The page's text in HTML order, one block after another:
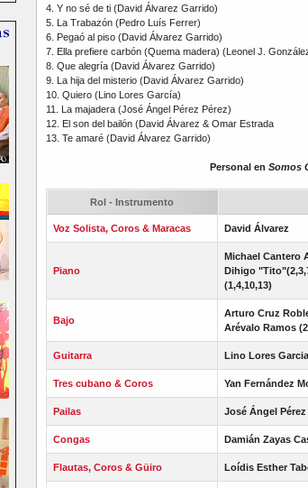
4. Y no sé de ti (David Álvarez Garrido)
5. La Trabazón (Pedro Luís Ferrer)
6. Pegaó al piso (David Álvarez Garrido)
7. Ella prefiere carbón (Quema madera) (Leonel J.
8. Que alegría (David Álvarez Garrido)
9. La hija del misterio (David Álvarez Garrido)
10. Quiero (Lino Lores García)
11. La majadera (José Ángel Pérez Pérez)
12. El son del bailón (David Álvarez & Omar Estrada
13. Te amaré (David Álvarez Garrido)
Personal en Somos
Rol - Instrumento
Voz Solista, Coros & Maracas David Álvarez
Piano
Michael Cantero
Dihigo
(1,4,10,13)
Bajo
Arturo Cruz
Arévalo Ramos
Guitarra Lino Lores
Tres cubano & Coros Yan Fernández
Pailas José Ángel Pérez
Congas Damián Zayas
Flautas, Coros & Güiro Loídis Esther